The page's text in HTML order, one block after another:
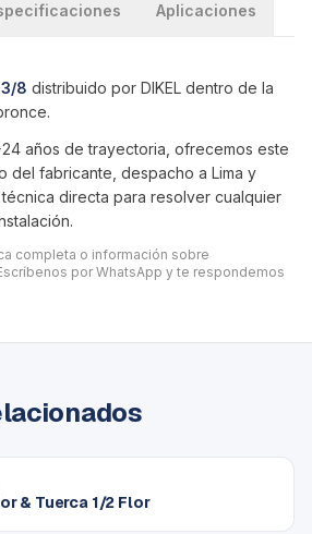
Aplicaciones
8 distribuido por DIKEL dentro de la
.
años de trayectoria, ofrecemos este
del fabricante, despacho a Lima y
directa para resolver cualquier
completa o información sobre
por WhatsApp y te respondemos
& Tuerca 1/2 Flor